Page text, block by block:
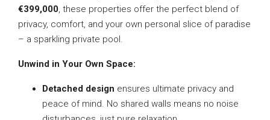
€399,000, these properties offer the perfect blend of
privacy, comfort, and your own personal slice of paradise
– a sparkling private pool.
Unwind in Your Own Space:
Detached design ensures ultimate privacy and
peace of mind. No shared walls means no noise